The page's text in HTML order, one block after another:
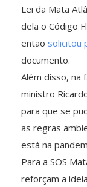
Lei da Mata
dela o Código
então solicitou
documento.
Além disso, na
ministro
para que se
as regras
está na
Para a SOS
reforçam a